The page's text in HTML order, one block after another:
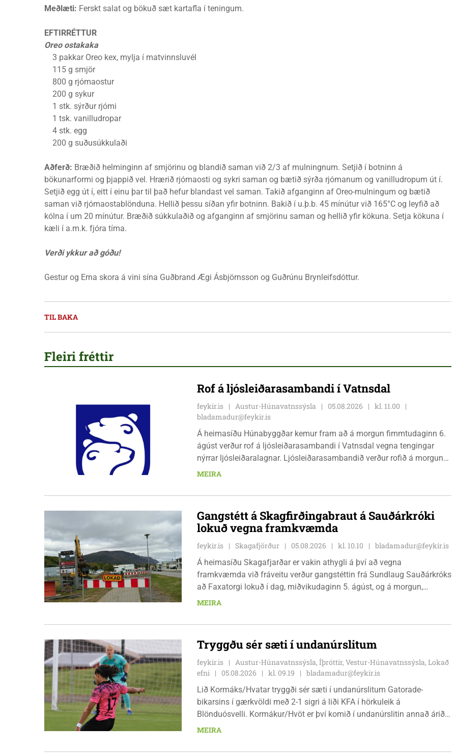
Meðlæti: Ferskt salat og bökuð sæt kartafla í teningum.
EFTIRRÉTTUR
Oreo ostakaka
3 pakkar Oreo kex, mylja í matvinnsluvél
115 g smjör
800 g rjómaostur
200 g sykur
1 stk. sýrður rjómi
1 tsk. vanilludropar
4 stk. egg
200 g suðusúkkulaði
Aðferð: Bræðið helminginn af smjörinu og blandið saman við 2/3 af mulningnum. Setjið í botninn á
bökunarformi og þjappið vel. Hrærið rjómaosti og sykri saman og bætið sýrða rjómanum og vanilludropum út í.
Setjið egg út í, eitt í einu þar til það hefur blandast vel saman. Takið afganginn af Oreo-mulningum og bætið
saman við rjómaostablönduna. Hellið þessu síðan yfir botninn. Bakið í u.þ.b. 45 mínútur við 165°C og leyfið að
kólna í um 20 mínútur. Bræðið súkkulaðið og afganginn af smjörinu saman og hellið yfir kökuna. Setja kökuna í
kæli í a.m.k. fjóra tíma.
Verði ykkur að góðu!
Gestur og Erna skora á vini sína Guðbrand Ægi Ásbjörnsson og Guðrúnu Brynleifsdóttur.
TIL BAKA
Fleiri fréttir
Rof á ljósleiðarasambandi í Vatnsdal
feykir.is Austur-Húnavatnssýsla 05.08.2026
kl. 11.00
bladamadur@feykir.is
Á heimasíðu Húnabyggðar kemur fram að á morgun fimmtudaginn 6.
ágúst verður rof á ljósleiðarasambandi í Vatnsdal vegna tengingar
nýrrar ljósleiðaralagnar. Ljósleiðarasambandið verður rofið á morgun
fimmtudag klukkan 9:00 í vestanverðum Vatnsdal.
MEIRA
Gangstétt á Skagfirðingabraut á Sauðárkróki
lokuð vegna framkvæmda
feykir.is Skagafjörður 05.08.2026 kl. 10.10
bladamadur@feykir.is
Á heimasíðu Skagafjarðar er vakin athygli á því að vegna
framkvæmda við fráveitu verður gangstéttin frá Sundlaug Sauðárkróks
að Faxatorgi lokuð í dag, miðvikudaginn 5. ágúst, og á morgun,
fimmtudaginn 6. ágúst.
MEIRA
Tryggðu sér sæti í undanúrslitum
feykir.is
Austur-Húnavatnssýsla, Íþróttir, Vestur-Húnavatnssýsla, Lokað
efni
05.08.2026 kl. 09.19
bladamadur@feykir.is
Lið Kormáks/Hvatar tryggði sér sæti í undanúrslitum Gatorade-
bikarsins í gærkvöldi með 2-1 sigri á liði KFA í hörkuleik á
Blönduósvelli. Kormákur/Hvöt er því komið í undanúrslitin annað árið í
röð, en ásamt þeim verða Álftnesingar, Haukar og Selfyssingar í
MEIRA